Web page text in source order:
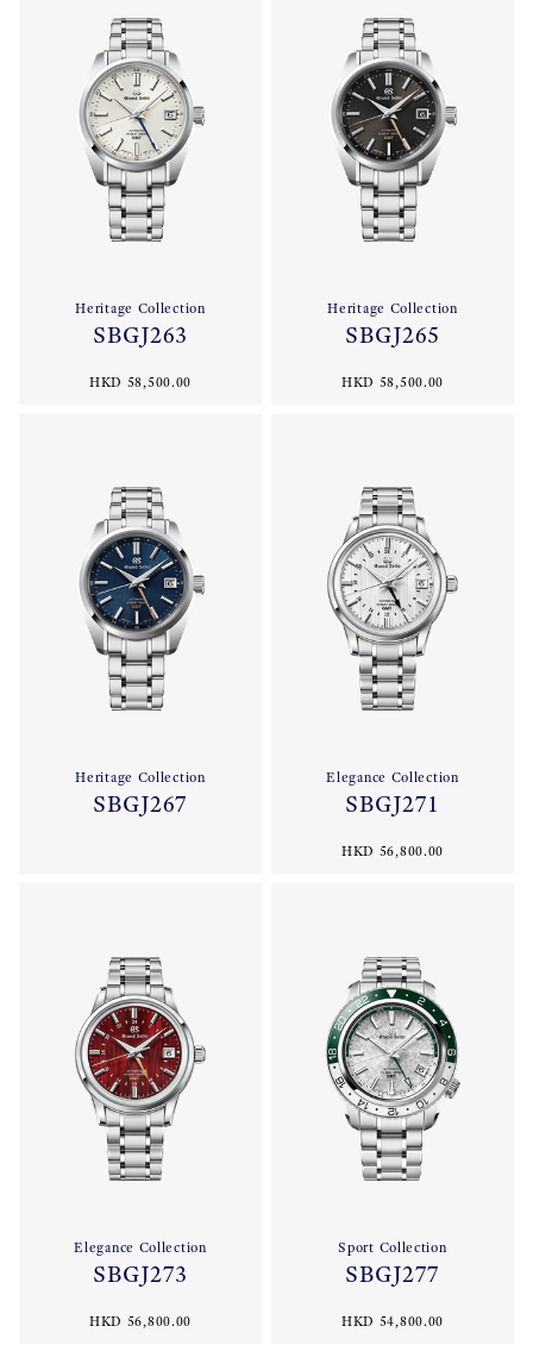
Heritage Collection
SBGJ263
HKD 58,500.00
Heritage Collection
SBGJ265
HKD 58,500.00
Heritage Collection
SBGJ267
Elegance Collection
SBGJ271
HKD 56,800.00
Elegance Collection
SBGJ273
HKD 56,800.00
Sport Collection
SBGJ277
HKD 54,800.00